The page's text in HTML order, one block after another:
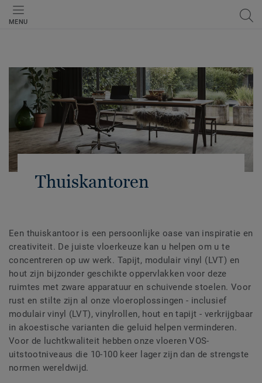
MENU
Thuiskantoren
Een thuiskantoor is een persoonlijke oase van inspiratie en
creativiteit. De juiste vloerkeuze kan u helpen om u te
concentreren op uw werk. Tapijt, modulair vinyl (LVT) en
hout zijn bijzonder geschikte oppervlakken voor deze
ruimtes met zware apparatuur en schuivende stoelen. Voor
rust en stilte zijn al onze vloeroplossingen - inclusief
modulair vinyl (LVT), vinylrollen, hout en tapijt - verkrijgbaar
in akoestische varianten die geluid helpen verminderen.
Voor de luchtkwaliteit hebben onze vloeren VOS-
uitstootniveaus die 10-100 keer lager zijn dan de strengste
normen wereldwijd.